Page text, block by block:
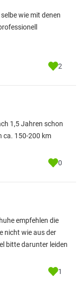
wie mit denen
2
1,5 Jahren schon
ca. 150-200 km
0
empfehlen die
nicht wie aus der
bitte darunter leiden
1